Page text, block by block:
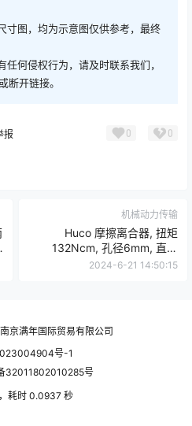
寸图，均为示意图仅供参考，最终
何侵权行为，请及时联系我们，
断开链接。
报 0 0
机械动力传输
Huco 摩擦离合器, 扭矩
132Ncm, 孔径6mm, 直径
25.8mm，281P25.2222.RS
2024-6-21 14:50:15
南京满年国际贸易有限公司
号-1
32011802010285号
耗时 0.0937 秒